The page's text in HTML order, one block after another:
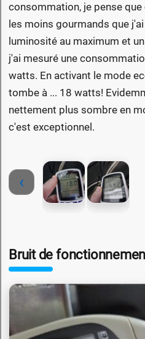
consommation, je pense
les moins gourmands que
luminosité au maximum et
j'ai mesuré une
watts. En activant le mode
tombe à ... 18 watts!
nettement plus sombre en
c'est exceptionnel.
‹
Bruit de